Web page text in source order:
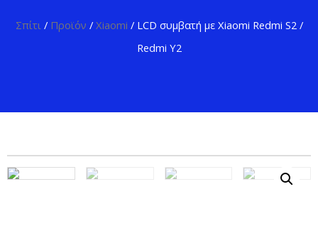
Σπίτι/ Προϊόν / Xiaomi / LCD συμβατή με Xiaomi Redmi S2 /
Redmi Y2